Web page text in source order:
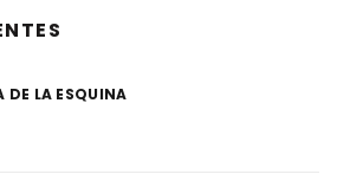
DE LA ESQUINA